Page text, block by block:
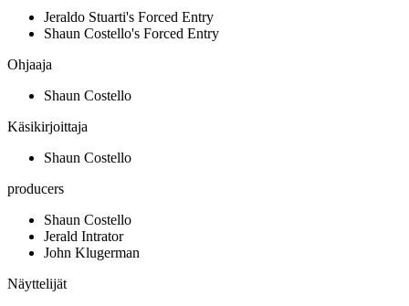
Jeraldo Stuarti's Forced Entry
Shaun Costello's Forced Entry
Ohjaaja
Shaun Costello
Käsikirjoittaja
Shaun Costello
producers
Shaun Costello
Jerald Intrator
John Klugerman
Näyttelijät